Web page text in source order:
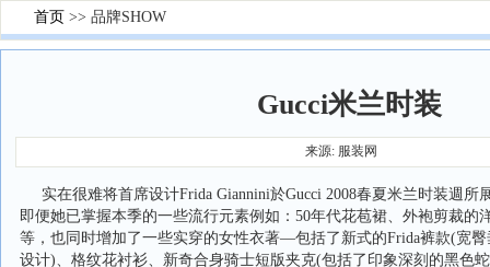
首页 >> 品牌SHOW
Gucci米兰时装
来源: 服装网
实在很难将首席设计Frida Giannini於Gucci 2008春夏米兰时装週所
即便她已掌握本季的一些流行元素例如：50年代花苞裙、外袍剪裁的
等，也同时增加了一些实穿的女性衣著—包括了新式的Frida裤款(宽
设计)、格纹花衬衫、新奇合身骑士短版夹克(包括了印象深刻的黑色